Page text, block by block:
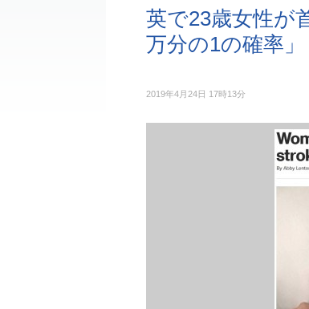
英で23歳女性が
万分の1の確率」
2019年4月24日 17時13分